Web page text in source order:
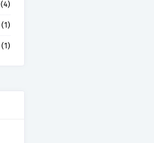
(4)
(1)
(1)